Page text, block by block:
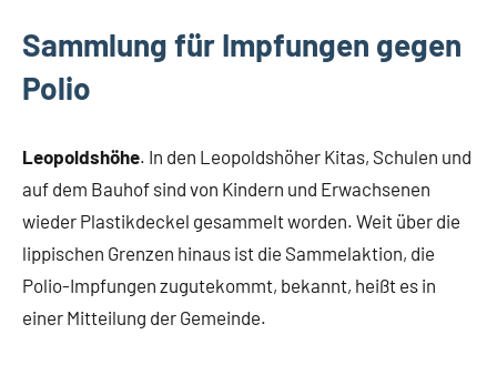
Sammlung für Impfungen gegen
Polio
Leopoldshöhe. In den Leopoldshöher Kitas, Schulen und
auf dem Bauhof sind von Kindern und Erwachsenen
wieder Plastikdeckel gesammelt worden. Weit über die
lippischen Grenzen hinaus ist die Sammelaktion, die
Polio-Impfungen zugutekommt, bekannt, heißt es in
einer Mitteilung der Gemeinde.